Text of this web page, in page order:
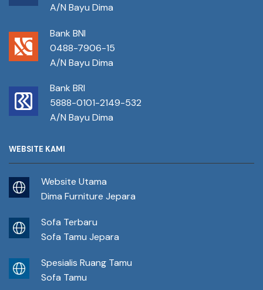
A/N Bayu Dima
Bank BNI
0488-7906-15
A/N Bayu Dima
Bank BRI
5888-0101-2149-532
A/N Bayu Dima
WEBSITE KAMI
Website Utama
Dima Furniture Jepara
Sofa Terbaru
Sofa Tamu Jepara
Spesialis Ruang Tamu
Sofa Tamu